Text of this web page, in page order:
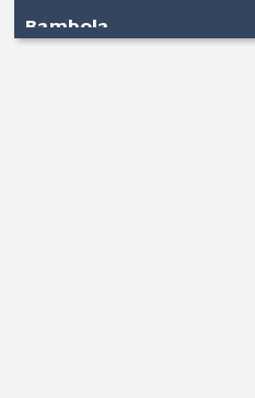
Bambola